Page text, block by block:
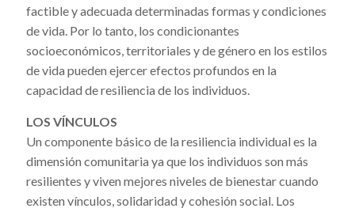
factible y adecuada determinadas formas y condiciones
de vida. Por lo tanto, los condicionantes
socioeconómicos, territoriales y de género en los estilos
de vida pueden ejercer efectos profundos en la
capacidad de resiliencia de los individuos.
LOS VÍNCULOS
Un componente básico de la resiliencia individual es la
dimensión comunitaria ya que los individuos son más
resilientes y viven mejores niveles de bienestar cuando
existen vínculos, solidaridad y cohesión social. Los